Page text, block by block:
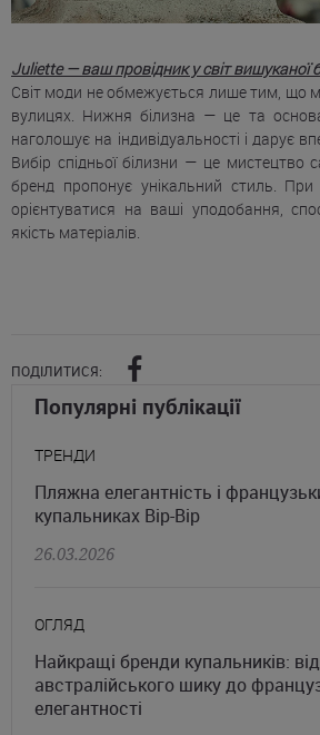
Juliette — ваш провідник у світ вишуканої
Світ моди не обмежується лише тим, що
вулицях. Нижня білизна — це та
наголошує на індивідуальності і дарує
Вибір спідньої білизни — це
бренд пропонує унікальний стиль. При
орієнтуватися на ваші уподобання,
якість матеріалів.
ПОДІЛИТИСЯ:
Популярні публікації
ТРЕНДИ
Пляжна елегантність і
купальниках Bip-Bip
26.03.2026
ОГЛЯД
Найкращі бренди купальників: від
австралійського шику до
елегантності